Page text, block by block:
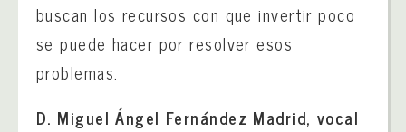
buscan los recursos con que invertir poco
se puede hacer por resolver esos
problemas.
D. Miguel Ángel Fernández Madrid, vocal